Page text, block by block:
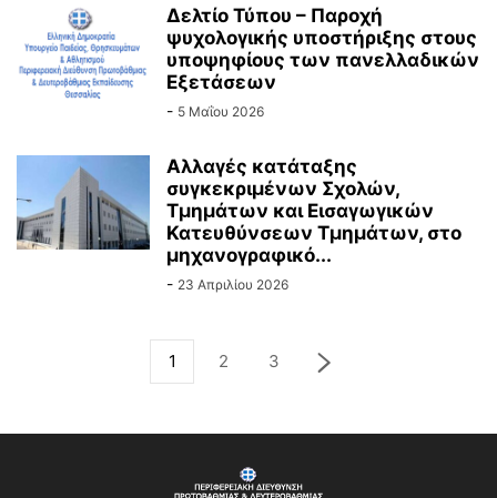
Δελτίο Τύπου – Παροχή
ψυχολογικής υποστήριξης στους
υποψηφίους των πανελλαδικών
Εξετάσεων
- 5 Μαΐου 2026
Αλλαγές κατάταξης
συγκεκριμένων Σχολών,
Τμημάτων και Εισαγωγικών
Κατευθύνσεων Τμημάτων, στο
μηχανογραφικό...
- 23 Απριλίου 2026
1 2 3